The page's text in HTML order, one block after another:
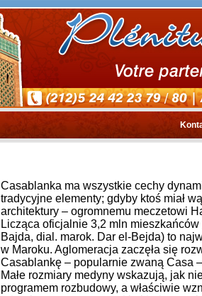
Casablanka ma wszystkie cechy
tradycyjne elementy; gdyby ktoś miał
architektury – ogromnemu meczetowi
Licząca oficjalnie 3,2 mln
Bajda, dial. marok. Dar el-Bejda) to
w Maroku. Aglomeracja zaczęła się
Casablankę – popularnie zwaną Casa
Małe rozmiary medyny wskazują, jak
programem rozbudowy, a właściwie